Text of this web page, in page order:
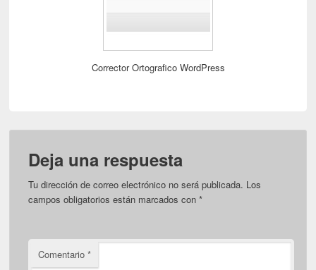
Corrector Ortografico WordPress
Deja una respuesta
Tu dirección de correo electrónico no será publicada. Los
campos obligatorios están marcados con*
Comentario*